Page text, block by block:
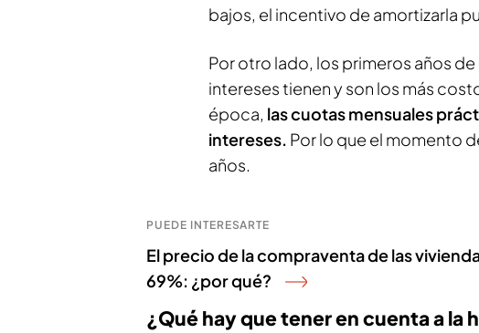
bajos, el incentivo de amortizarla
Por otro lado, los primeros años
intereses tienen y son los más
época, las cuotas mensuales
intereses. Por lo que el momento
años.
PUEDE INTERESARTE
El precio de la compraventa de las
69%: ¿por qué?
¿Qué hay que tener en cuenta a la